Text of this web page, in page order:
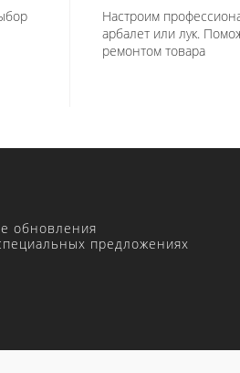
Настроим
арбалет или лук.
ремонтом товара
обновления
предложениях